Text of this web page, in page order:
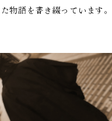
物語を書き綴っています。